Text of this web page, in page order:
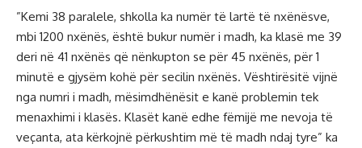
”Kemi 38 paralele, shkolla ka numër të lartë të nxënësve,
mbi 1200 nxënës, është bukur numër i madh, ka klasë me 39
deri në 41 nxënës që nënkupton se për 45 nxënës, për 1
minutë e gjysëm kohë për secilin nxënës. Vështirësitë vijnë
nga numri i madh, mësimdhënësit e kanë problemin tek
menaxhimi i klasës. Klasët kanë edhe fëmijë me nevoja të
veçanta, ata kërkojnë përkushtim më të madh ndaj tyre” ka